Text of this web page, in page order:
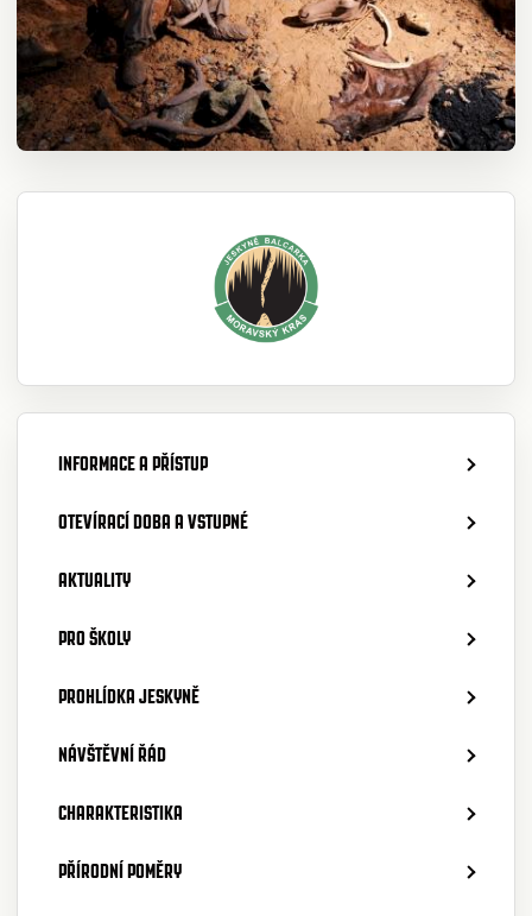
INFORMACE A PŘÍSTUP
OTEVÍRACÍ DOBA A VSTUPNÉ
AKTUALITY
PRO ŠKOLY
PROHLÍDKA JESKYNĚ
NÁVŠTĚVNÍ ŘÁD
CHARAKTERISTIKA
PŘÍRODNÍ POMĚRY